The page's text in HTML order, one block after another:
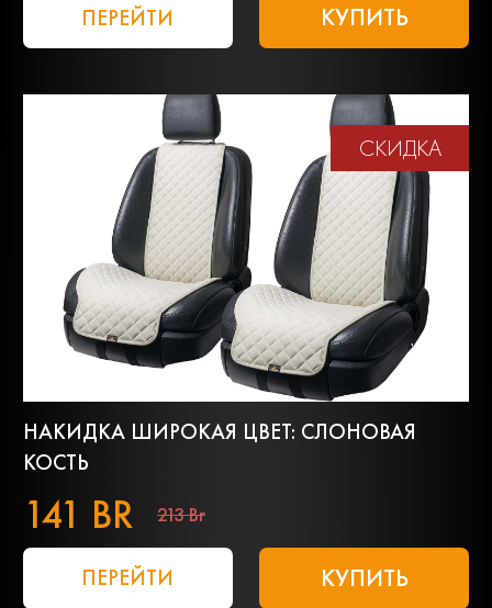
ПЕРЕЙТИ КУПИТЬ
СКИДКА
НАКИДКА ШИРОКАЯ ЦВЕТ: СЛОНОВАЯ
КОСТЬ
141 BR 213 Br
ПЕРЕЙТИ КУПИТЬ